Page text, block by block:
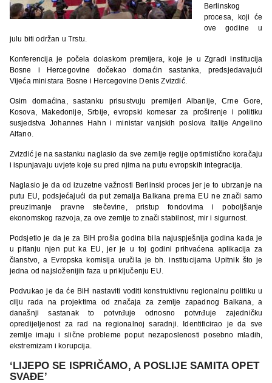
Berlinskog
procesa, koji će
ove godine u
julu biti održan u Trstu.
Konferencija je počela dolaskom premijera, koje je u Zgradi institucija
Bosne i Hercegovine dočekao domaćin sastanka, predsjedavajući
Vijeća ministara Bosne i Hercegovine Denis Zvizdić.
Osim domaćina, sastanku prisustvuju premijeri Albanije, Crne Gore,
Kosova, Makedonije, Srbije, evropski komesar za proširenje i politiku
susjedstva Johannes Hahn i ministar vanjskih poslova Italije Angelino
Alfano.
Zvizdić je na sastanku naglasio da sve zemlje regije optimistično koračaju
i ispunjavaju uvjete koje su pred njima na putu evropskih integracija.
Naglasio je da od izuzetne važnosti Berlinski proces jer je to ubrzanje na
putu EU, podsjećajući da put zemalja Balkana prema EU ne znači samo
preuzimanje pravne stečevine, pristup fondovima i poboljšanje
ekonomskog razvoja, za ove zemlje to znači stabilnost, mir i sigurnost.
Podsjetio je da je za BiH prošla godina bila najuspješnija godina kada je
u pitanju njen put ka EU, jer je u toj godini prihvaćena aplikacija za
članstvo, a Evropska komisija uručila je bh. institucijama Upitnik što je
jedna od najsloženijih faza u priključenju EU.
Podvukao je da će BiH nastaviti voditi konstruktivnu regionalnu politiku u
cilju rada na projektima od značaja za zemlje zapadnog Balkana, a
današnji sastanak to potvrđuje odnosno potvrđuje zajedničku
opredijeljenost za rad na regionalnoj saradnji. Identificirao je da sve
zemlje imaju i slične probleme poput nezaposlenosti posebno mladih,
ekstremizam i korupcija.
‘LIJEPO SE ISPRIČAMO, A POSLIJE SAMITA OPET
SVAĐE’